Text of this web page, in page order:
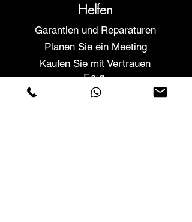
Helfen
Garantien und Reparaturen
Planen Sie ein Meeting
Kaufen Sie mit Vertrauen
F.a.q.